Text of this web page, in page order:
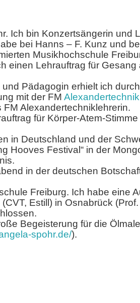
Ich bin Konzertsängerin und
bei Hanns – F. Kunz und
Musikhochschule
einen Lehrauftrag für Gesang
Pädagogin erhielt ich
mit der FM Alexandertechnik
Alexandertechniklehrerin.
für Körper-Atem-
in Deutschland und der
Hooves Festival“ in der
in der deutschen
Freiburg. Ich habe eine
Estill) in Osnabrück
Begeisterung für die
spohr.de/).